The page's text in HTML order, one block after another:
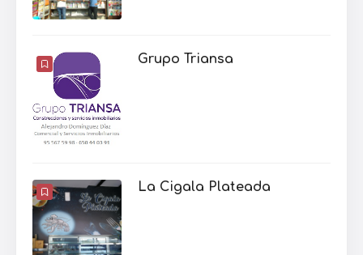
Grupo Triansa
La Cigala Plateada